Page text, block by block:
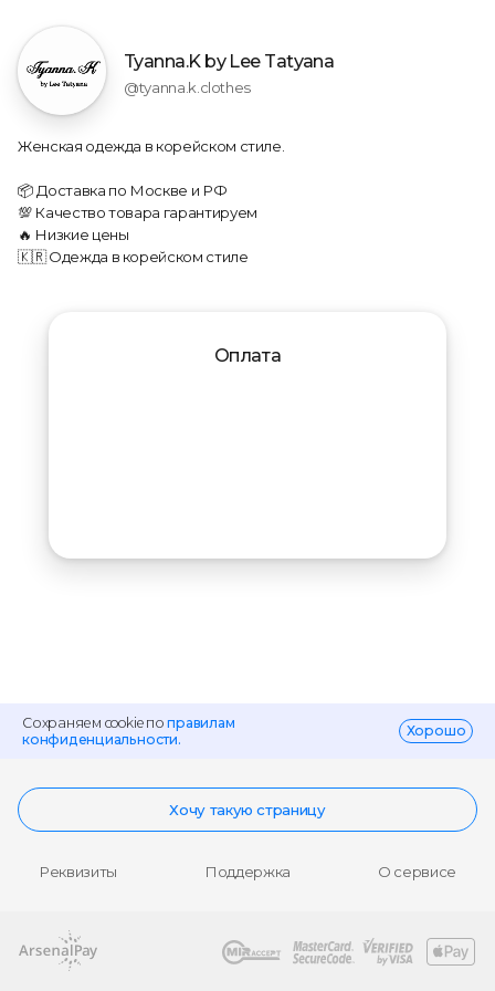
Tyanna.K by Lee Tatyana
@tyanna.k.clothes
Женская одежда в корейском стиле.
📦 Доставка по Москве и РФ
💯 Качество товара гарантируем
🔥 Низкие цены
🇰🇷 Одежда в корейском стиле
Оплата
Сохраняем cookie поправилам
конфиденциальности.
Хорошо
Хочу такую страницу
Реквизиты Поддержка О сервисе